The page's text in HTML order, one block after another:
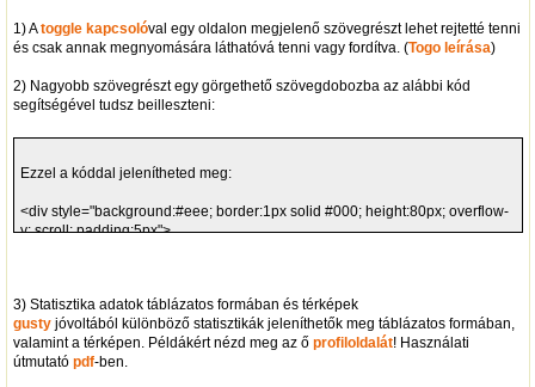
1) Atoggle kapcsolóval egy oldalon megjelenő szövegrészt lehet rejtetté tenni
és csak annak megnyomására láthatóvá tenni vagy fordítva. (Togo leírása)
2) Nagyobb szövegrészt egy görgethető szövegdobozba az alábbi kód
segítségével tudsz beilleszteni:
Ezzel a kóddal jelenítheted meg:
<div style="background:#eee; border:1px solid #000; height:80px; overflow-
y: scroll; padding:5px">
A height után pixelben állítható a doboz magassága, a példában ez 80 pixel.
3) Statisztika adatok táblázatos formában és térképek
gustyjóvoltából különböző statisztikák jeleníthetők meg táblázatos formában,
valamint a térképen. Példákért nézd meg az ő profiloldalát! Használati
útmutató pdf-ben.